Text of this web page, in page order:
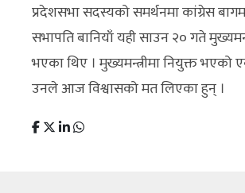
प्रदेशसभा सदस्यको समर्थनमा कांग्रेस
सभापति बानियाँ यही साउन २० गते
भएका थिए । मुख्यमन्त्रीमा नियुक्त भएको
उनले आज विश्वासको मत लिएका हुन् ।